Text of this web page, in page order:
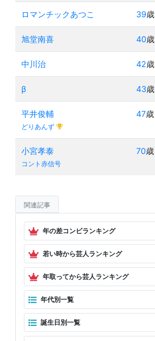
ロマンチックあつこ 39歳
旭堂南喜 40歳
中川治 42歳
β 43歳
平井俊輔
どりあんず
47歳
小宮孝泰
コント赤信号
70歳
関連記事
年の差コンビランキング
若い時から芸人ランキング
年取ってから芸人ランキング
年代別一覧
誕生日別一覧